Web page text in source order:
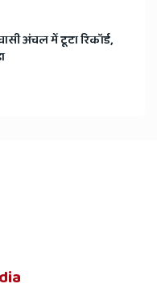
अंचल में टूटा रिकॉर्ड,